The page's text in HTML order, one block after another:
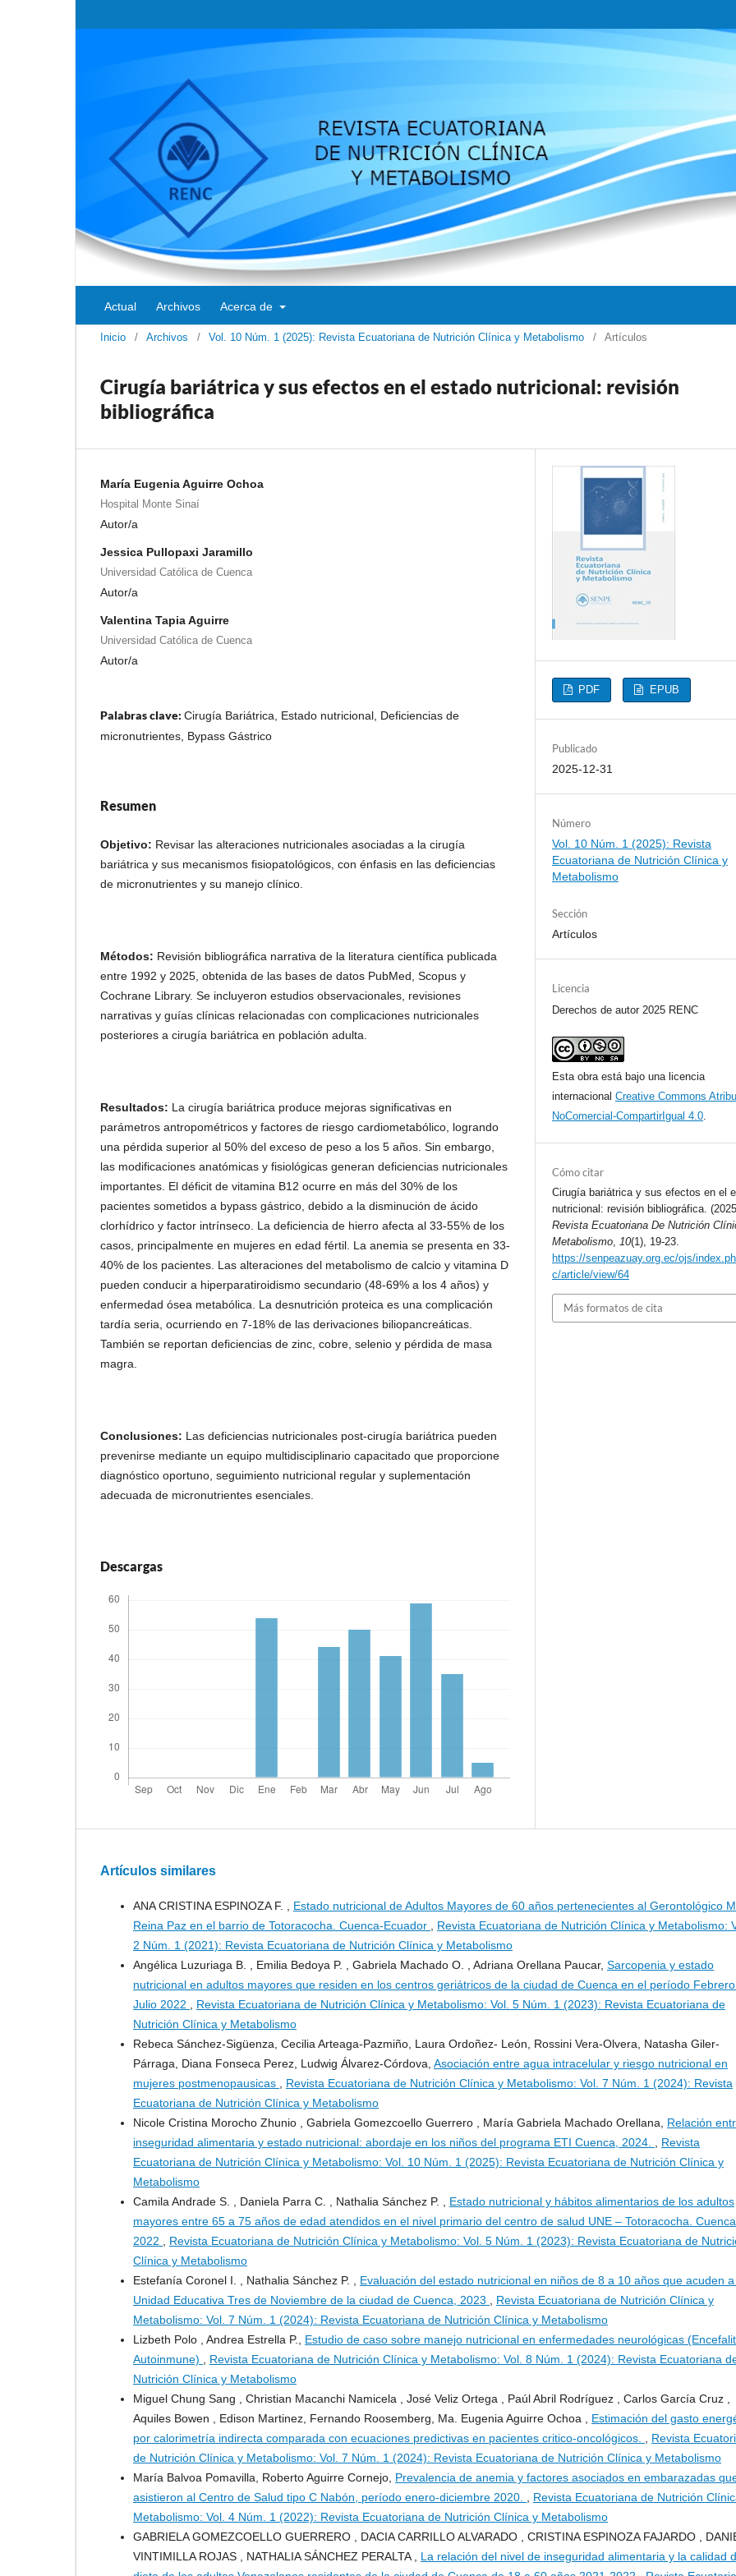
Actual Archivos Acerca de
Inicio / Archivos / Vol. 10 Núm. 1 (2025): Revista Ecuatoriana de Nutrición Clínica y Metabolismo / Artículos
Cirugía bariátrica y sus efectos en el estado nutricional: revisión
bibliográfica
María Eugenia Aguirre Ochoa
Hospital Monte Sinaí
Autor/a
Jessica Pullopaxi Jaramillo
Universidad Católica de Cuenca
Autor/a
Valentina Tapia Aguirre
Universidad Católica de Cuenca
Autor/a
Palabras clave: Cirugía Bariátrica, Estado nutricional, Deficiencias de
micronutrientes, Bypass Gástrico
Resumen
Objetivo: Revisar las alteraciones nutricionales asociadas a la cirugía
bariátrica y sus mecanismos fisiopatológicos, con énfasis en las deficiencias
de micronutrientes y su manejo clínico.
Métodos: Revisión bibliográfica narrativa de la literatura científica publicada
entre 1992 y 2025, obtenida de las bases de datos PubMed, Scopus y
Cochrane Library. Se incluyeron estudios observacionales, revisiones
narrativas y guías clínicas relacionadas con complicaciones nutricionales
posteriores a cirugía bariátrica en población adulta.
Resultados: La cirugía bariátrica produce mejoras significativas en
parámetros antropométricos y factores de riesgo cardiometabólico, logrando
una pérdida superior al 50% del exceso de peso a los 5 años. Sin embargo,
las modificaciones anatómicas y fisiológicas generan deficiencias nutricionales
importantes. El déficit de vitamina B12 ocurre en más del 30% de los
pacientes sometidos a bypass gástrico, debido a la disminución de ácido
clorhídrico y factor intrínseco. La deficiencia de hierro afecta al 33-55% de los
casos, principalmente en mujeres en edad fértil. La anemia se presenta en 33-
40% de los pacientes. Las alteraciones del metabolismo de calcio y vitamina D
pueden conducir a hiperparatiroidismo secundario (48-69% a los 4 años) y
enfermedad ósea metabólica. La desnutrición proteica es una complicación
tardía seria, ocurriendo en 7-18% de las derivaciones biliopancreáticas.
También se reportan deficiencias de zinc, cobre, selenio y pérdida de masa
magra.
Conclusiones: Las deficiencias nutricionales post-cirugía bariátrica pueden
prevenirse mediante un equipo multidisciplinario capacitado que proporcione
diagnóstico oportuno, seguimiento nutricional regular y suplementación
adecuada de micronutrientes esenciales.
Descargas
PDF EPUB
Publicado
2025-12-31
Número
Vol. 10 Núm. 1 (2025): Revista
Ecuatoriana de Nutrición Clínica y
Metabolismo
Sección
Artículos
Licencia
Derechos de autor 2025 RENC
Esta obra está bajo una licencia
internacionalCreative Commons
NoComercial-CompartirIgual 4.0.
Cómo citar
Cirugía bariátrica y sus efectos en el
nutricional: revisión bibliográfica.
Revista Ecuatoriana De Nutrición
Metabolismo,10(1), 19-23.
https://senpeazuay.org.ec/ojs/
c/article/view/64
Más formatos de cita
Artículos similares
ANA CRISTINA ESPINOZA F. , Estado nutricional de Adultos Mayores de 60 años pertenecientes al Gerontológico
Reina Paz en el barrio de Totoracocha. Cuenca-Ecuador
Revista Ecuatoriana de Nutrición Clínica y Metabolismo:
2 Núm. 1 (2021): Revista Ecuatoriana de Nutrición Clínica y Metabolismo
Angélica Luzuriaga B. , Emilia Bedoya P. , Gabriela Machado O. , Adriana Orellana Paucar, Sarcopenia y estado
nutricional en adultos mayores que residen en los centros geriátricos de la ciudad de Cuenca en el período
Julio 2022
Revista Ecuatoriana de Nutrición Clínica y Metabolismo: Vol. 5 Núm. 1 (2023): Revista Ecuatoriana de
Nutrición Clínica y Metabolismo
Rebeca Sánchez-Sigüenza, Cecilia Arteaga-Pazmiño, Laura Ordoñez- León, Rossini Vera-Olvera, Natasha Giler-
Párraga, Diana Fonseca Perez, Ludwig Álvarez-Córdova, Asociación entre agua intracelular y riesgo nutricional en
mujeres postmenopausicas
Revista Ecuatoriana de Nutrición Clínica y Metabolismo: Vol. 7 Núm. 1 (2024): Revista
Ecuatoriana de Nutrición Clínica y Metabolismo
Nicole Cristina Morocho Zhunio , Gabriela Gomezcoello Guerrero , María Gabriela Machado Orellana, Relación
inseguridad alimentaria y estado nutricional: abordaje en los niños del programa ETI Cuenca, 2024.
Revista
Ecuatoriana de Nutrición Clínica y Metabolismo: Vol. 10 Núm. 1 (2025): Revista Ecuatoriana de Nutrición Clínica y
Metabolismo
Camila Andrade S. , Daniela Parra C. , Nathalia Sánchez P. , Estado nutricional y hábitos alimentarios de los adultos
mayores entre 65 a 75 años de edad atendidos en el nivel primario del centro de salud UNE – Totoracocha. Cuenca
2022
Revista Ecuatoriana de Nutrición Clínica y Metabolismo: Vol. 5 Núm. 1 (2023): Revista Ecuatoriana de
Clínica y Metabolismo
Estefanía Coronel I. , Nathalia Sánchez P. , Evaluación del estado nutricional en niños de 8 a 10 años que acuden a
Unidad Educativa Tres de Noviembre de la ciudad de Cuenca, 2023
Revista Ecuatoriana de Nutrición Clínica y
Metabolismo: Vol. 7 Núm. 1 (2024): Revista Ecuatoriana de Nutrición Clínica y Metabolismo
Lizbeth Polo , Andrea Estrella P., Estudio de caso sobre manejo nutricional en enfermedades neurológicas
Autoinmune)
Revista Ecuatoriana de Nutrición Clínica y Metabolismo: Vol. 8 Núm. 1 (2024): Revista Ecuatoriana
Nutrición Clínica y Metabolismo
Miguel Chung Sang , Christian Macanchi Namicela , José Veliz Ortega , Paúl Abril Rodríguez , Carlos García Cruz ,
Aquiles Bowen , Edison Martinez, Fernando Roosemberg, Ma. Eugenia Aguirre Ochoa , Estimación del gasto
por calorimetría indirecta comparada con ecuaciones predictivas en pacientes critico-oncológicos.
Revista
de Nutrición Clínica y Metabolismo: Vol. 7 Núm. 1 (2024): Revista Ecuatoriana de Nutrición Clínica y Metabolismo
María Balvoa Pomavilla, Roberto Aguirre Cornejo, Prevalencia de anemia y factores asociados en embarazadas
asistieron al Centro de Salud tipo C Nabón, período enero-diciembre 2020.
Revista Ecuatoriana de Nutrición
Metabolismo: Vol. 4 Núm. 1 (2022): Revista Ecuatoriana de Nutrición Clínica y Metabolismo
GABRIELA GOMEZCOELLO GUERRERO , DACIA CARRILLO ALVARADO , CRISTINA ESPINOZA FAJARDO ,
VINTIMILLA ROJAS , NATHALIA SÁNCHEZ PERALTA , La relación del nivel de inseguridad alimentaria y la calidad